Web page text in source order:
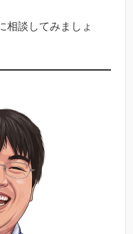
相談してみましょ